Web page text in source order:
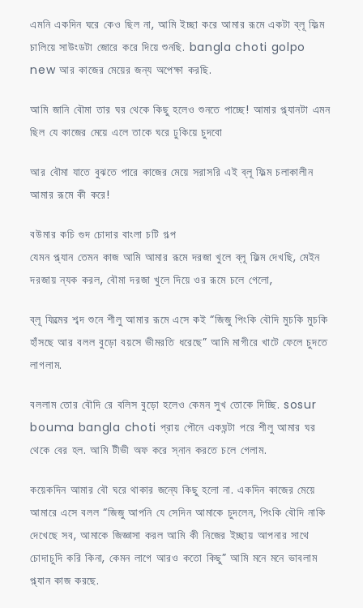
এমনি একদিন ঘরে কেও ছিল না, আমি ইচ্ছা করে আমার রূমে একটা ব্লূ ফিল্ম
চালিয়ে সাউংডটা জোরে করে দিয়ে শুনছি. bangla choti golpo
new আর কাজের মেয়ের জন্য অপেক্ষা করছি.
আমি জানি বৌমা তার ঘর থেকে কিছু হলেও শুনতে পাচ্ছে! আমার প্ল্যানটা এমন
ছিল যে কাজের মেয়ে এলে তাকে ঘরে ঢুকিয়ে চুদবো
আর বৌমা যাতে বুঝতে পারে কাজের মেয়ে সরাসরি এই ব্লূ ফিল্ম চলাকালীন
আমার রূমে কী করে!
বউমার কচি গুদ চোদার বাংলা চটি গল্প
যেমন প্ল্যান তেমন কাজ আমি আমার রূমে দরজা খুলে ব্লূ ফিল্ম দেখছি, মেইন
দরজায় ন্যক করল, বৌমা দরজা খুলে দিয়ে ওর রূমে চলে গেলো,
ব্লূ ফিল্মের শব্দ শুনে শীলু আমার রূমে এসে কই “জিজু পিংকি বৌদি মুচকি মুচকি
হাঁসছে আর বলল বুড়ো বয়সে ভীমরতি ধরেছে” আমি মাগীরে খাটে ফেলে চুদতে
লাগলাম.
বললাম তোর বৌদি রে বলিস বুড়ো হলেও কেমন সুখ তোকে দিচ্ছি. sosur
bouma bangla choti প্রায় পৌনে একঘন্টা পরে শীলু আমার ঘর
থেকে বের হল. আমি টীভী অফ করে স্নান করতে চলে গেলাম.
কয়েকদিন আমার বৌ ঘরে থাকার জন্যে কিছু হলো না. একদিন কাজের মেয়ে
আমারে এসে বলল “জিজু আপনি যে সেদিন আমাকে চুদলেন, পিংকি বৌদি নাকি
দেখেছে সব, আমাকে জিজ্ঞাসা করল আমি কী নিজের ইচ্ছায় আপনার সাথে
চোদাচুদি করি কিনা, কেমন লাগে আরও কতো কিছু” আমি মনে মনে ভাবলাম
প্ল্যান কাজ করছে.